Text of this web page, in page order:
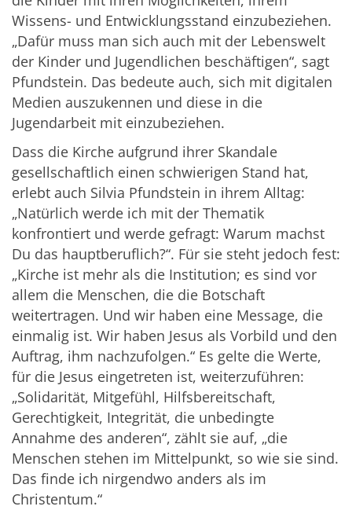
Wissens- und Entwicklungsstand einzubeziehen.
„Dafür muss man sich auch mit der Lebenswelt
der Kinder und Jugendlichen beschäftigen“, sagt
Pfundstein. Das bedeute auch, sich mit digitalen
Medien auszukennen und diese in die
Jugendarbeit mit einzubeziehen.
Dass die Kirche aufgrund ihrer Skandale
gesellschaftlich einen schwierigen Stand hat,
erlebt auch Silvia Pfundstein in ihrem Alltag:
„Natürlich werde ich mit der Thematik
konfrontiert und werde gefragt: Warum machst
Du das hauptberuflich?“. Für sie steht jedoch fest:
„Kirche ist mehr als die Institution; es sind vor
allem die Menschen, die die Botschaft
weitertragen. Und wir haben eine Message, die
einmalig ist. Wir haben Jesus als Vorbild und den
Auftrag, ihm nachzufolgen.“ Es gelte die Werte,
für die Jesus eingetreten ist, weiterzuführen:
„Solidarität, Mitgefühl, Hilfsbereitschaft,
Gerechtigkeit, Integrität, die unbedingte
Annahme des anderen“, zählt sie auf, „die
Menschen stehen im Mittelpunkt, so wie sie sind.
Das finde ich nirgendwo anders als im
Christentum.“